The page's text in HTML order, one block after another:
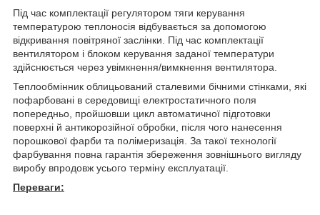
Під час комплектації регулятором тяги керування
температурою теплоносія відбувається за допомогою
відкривання повітряної заслінки. Під час комплектації
вентилятором і блоком керування заданої температури
здійснюється через увімкнення/вимкнення вентилятора.
Теплообмінник облицьований сталевими бічними стінками, які
пофарбовані в середовищі електростатичного поля
попередньо, пройшовши цикл автоматичної підготовки
поверхні й антикорозійної обробки, після чого нанесення
порошкової фарби та полімеризація. За такої технології
фарбування повна гарантія збереження зовнішнього вигляду
виробу впродовж усього терміну експлуатації.
Переваги: